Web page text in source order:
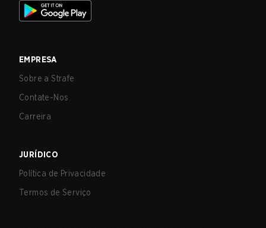
EMPRESA
Sobre a Strafe
Contate-Nos
Carreira
JURÍDICO
Política de Privacidade
Termos de Serviço